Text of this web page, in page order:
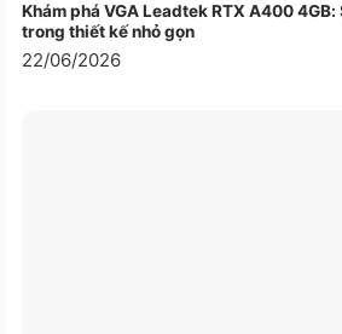
Thích hợp cho chơi game và đồ
họa
Khám phá VGA Leadtek RTX A400
trong thiết kế nhỏ gọn
22/06/2026